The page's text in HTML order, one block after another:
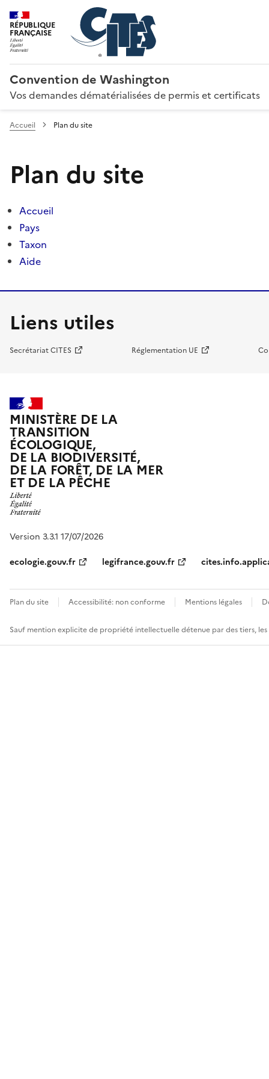
RÉPUBLIQUE
FRANÇAISE
Convention de Washington
Vos demandes dématérialisées de permis et certificats
Accueil Plan du site
Plan du site
Accueil
Pays
Taxon
Aide
Liens utiles
Secrétariat CITES Réglementation UE
MINISTÈRE DE LA
TRANSITION
ÉCOLOGIQUE,
DE LA BIODIVERSITÉ,
DE LA FORÊT, DE LA MER
ET DE LA PÊCHE
Version 3.3.1 17/07/2026
ecologie.gouv.fr
legifrance.gouv.fr
Plan du site Accessibilité: non conforme Mentions légales
Sauf mention explicite de propriété intellectuelle détenue par des tiers,